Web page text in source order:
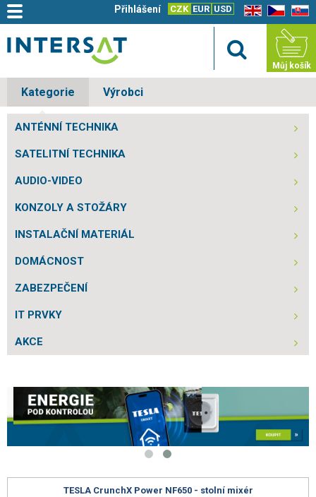
EN CZ SK
CZK EUR USD
Přihlášení
Můj košík
Kategorie Výrobci
ANTÉNNÍ TECHNIKA
SATELITNÍ TECHNIKA
AUDIO-VIDEO
KONZOLY A STOŽÁRY
INSTALAČNÍ MATERIÁL
DOMÁCNOST
ZABEZPEČENÍ
IT PRVKY
AKCE
TESLA CrunchX Power NF650 - stolní mixér